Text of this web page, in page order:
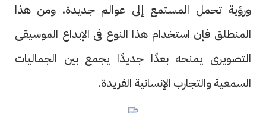
ورؤية تحمل المستمع إلى عوالم جديدة، ومن هذا
المنطلق فإن استخدام هذا النوع فى الإبداع الموسيقى
التصويرى يمنحه بعدًا جديدًا يجمع بين الجماليات
السمعية والتجارب الإنسانية الفريدة.